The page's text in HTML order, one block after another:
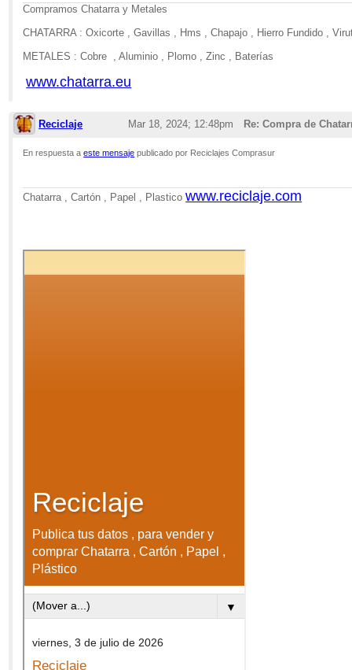
Compramos Chatarra y Metales
CHATARRA : Oxicorte , Gavillas , Hms , Chapajo , Hierro Fundido ,
METALES : Cobre , Aluminio , Plomo , Zinc , Baterías
www.chatarra.eu
Reciclaje Mar 18, 2024; 12:48pm Re: Compra de
En respuesta aeste mensaje publicado por Reciclajes Comprasur
Chatarra , Cartón , Papel , Plasticowww.reciclaje.com